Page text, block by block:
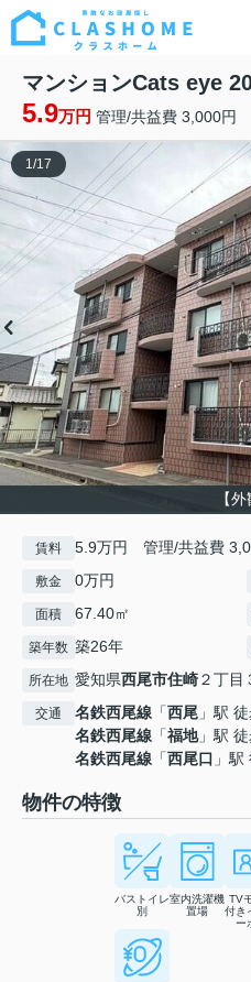
マンションCats eye
5.9万円 管理/共益費 3,000円
【外
1/17
賃料 5.9万円 管理/共益費
敷金 0万円
面積 67.40㎡
築年数 築26年
所在地 愛知県西尾市住崎２丁目
交通 名鉄西尾線 「西尾 」駅
名鉄西尾線 「福地」駅
名鉄西尾線 「西尾口 」
物件の特徴
バストイレ
別
室内洗濯機
置場
TV
付き
ー